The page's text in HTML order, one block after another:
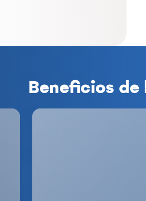
Beneficios